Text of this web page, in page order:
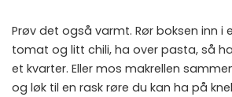
Prøv det også varmt. Rør boksen inn i
tomat og litt chili, ha over pasta, så
et kvarter. Eller mos makrellen
og løk til en rask røre du kan ha på